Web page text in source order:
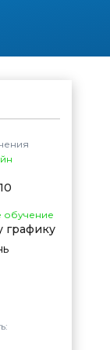
обучение
графику